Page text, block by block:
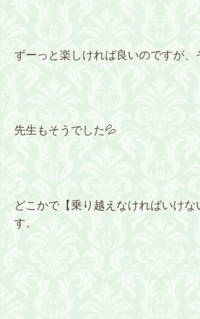
ずーっと楽しければ良いのですが、
先生もそうでした💦
どこかで【乗り越えなければいけな
す。